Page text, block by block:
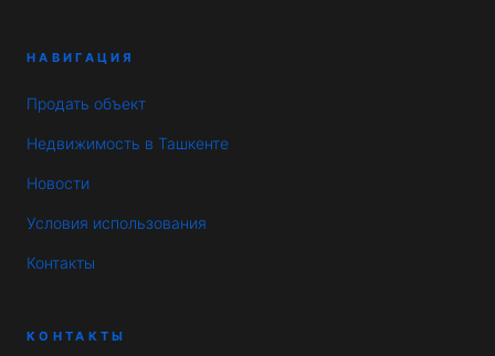
НАВИГАЦИЯ
Продать объект
Недвижимость в Ташкенте
Новости
Условия использования
Контакты
КОНТАКТЫ